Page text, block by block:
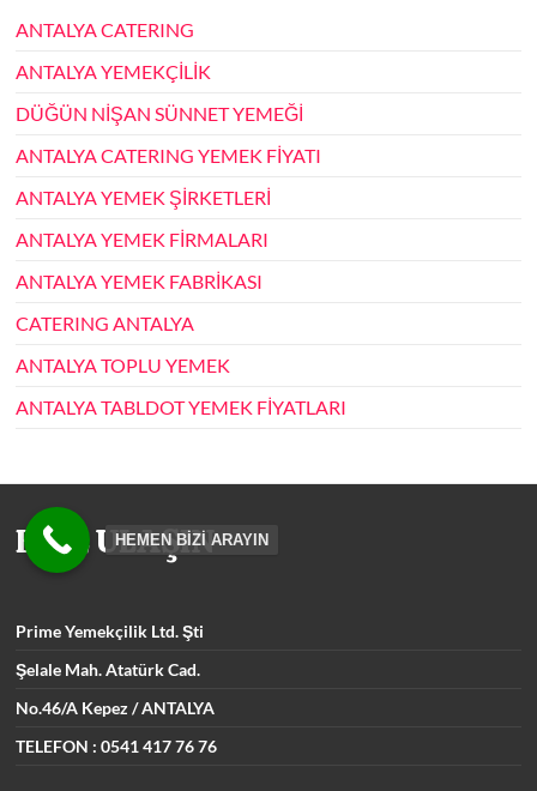
ANTALYA CATERING
ANTALYA YEMEKÇİLİK
DÜĞÜN NİŞAN SÜNNET YEMEĞİ
ANTALYA CATERING YEMEK FİYATI
ANTALYA YEMEK ŞİRKETLERİ
ANTALYA YEMEK FİRMALARI
ANTALYA YEMEK FABRİKASI
CATERING ANTALYA
ANTALYA TOPLU YEMEK
ANTALYA TABLDOT YEMEK FİYATLARI
BİZE ULAŞIN
Prime Yemekçilik Ltd. Şti
Şelale Mah. Atatürk Cad.
No.46/A Kepez / ANTALYA
TELEFON : 0541 417 76 76
HEMEN BİZİ ARAYIN